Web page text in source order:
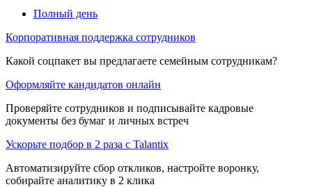
Полный день
Корпоративная поддержка сотрудников
Какой соцпакет вы предлагаете семейным сотрудникам?
Оформляйте кандидатов онлайн
Проверяйте сотрудников и подписывайте кадровые
документы без бумаг и личных встреч
Ускорьте подбор в 2 раза с Talantix
Автоматизируйте сбор откликов, настройте воронку,
собирайте аналитику в 2 клика